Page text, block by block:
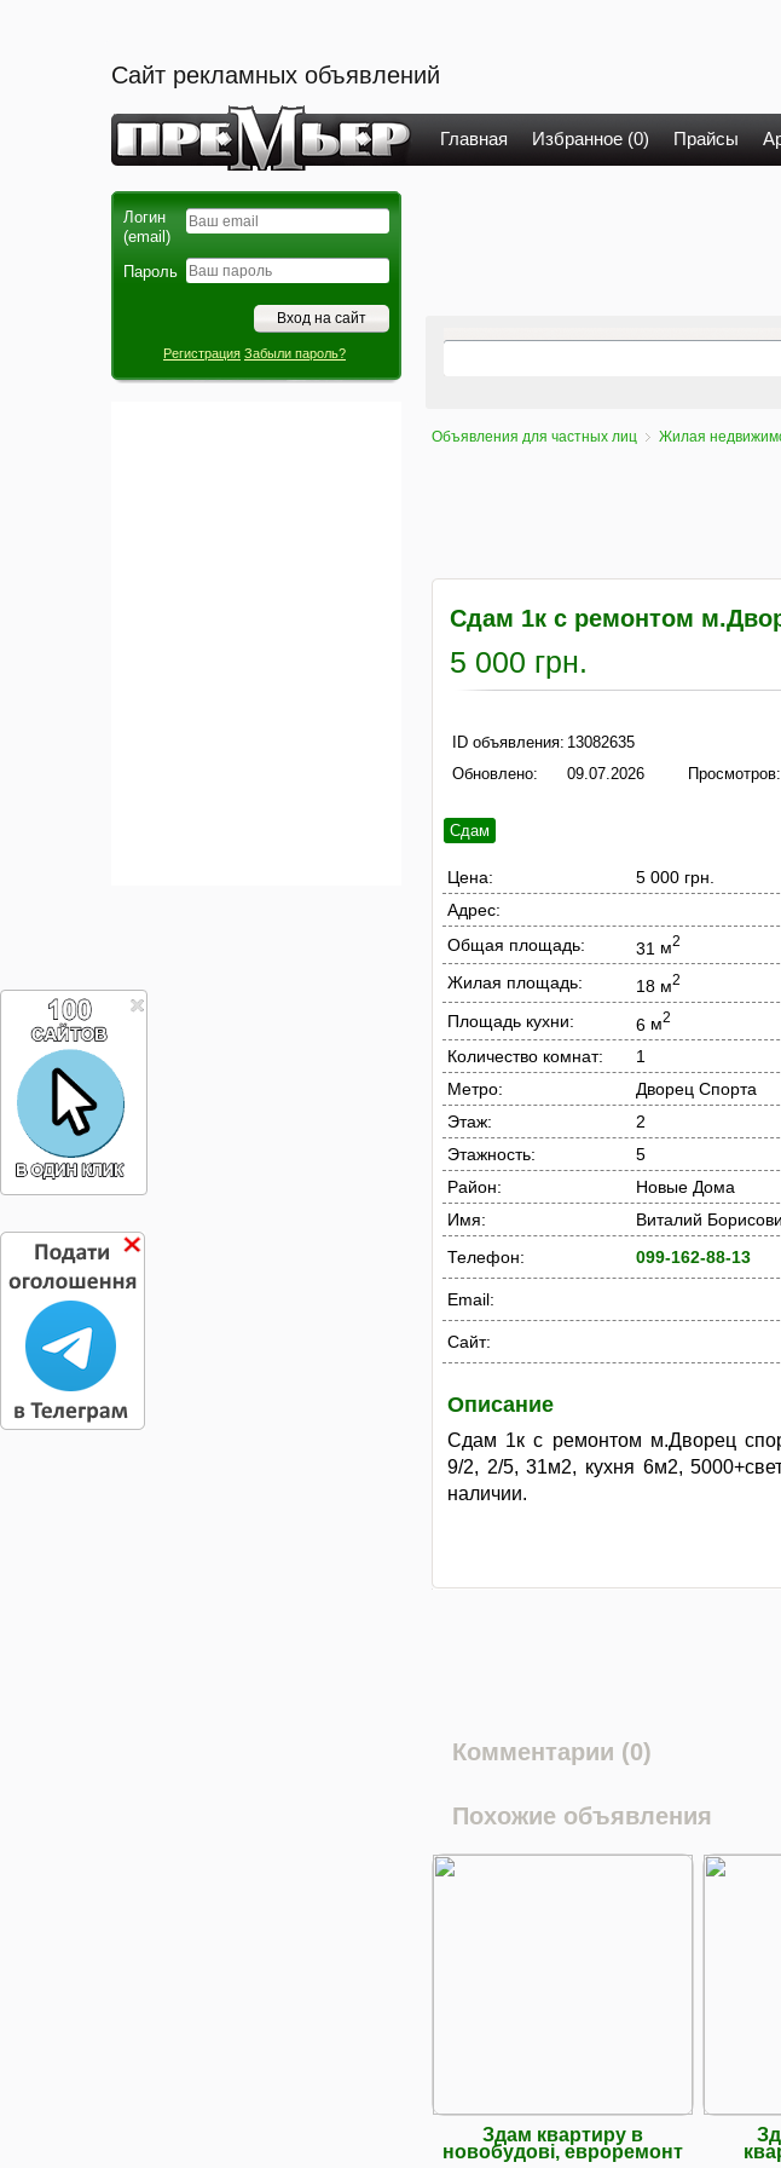
Сайт рекламных объявлений
Главная Избранное (0) Прайсы
Логин
(email)
Пароль
Регистрация Забыли пароль?
Объявления для частных лиц Жилая
Сдам 1к с ремонтом
5 000 грн.
ID объявления: 13082635
Обновлено:
09.07.2026 Просмотров:
Сдам
Цена:
5 000 грн.
Адрес:
Общая площадь:
31 м2
Жилая площадь: 18 м2
Площадь кухни: 6 м2
Количество комнат:
1
Метро:
Дворец Спорта
Этаж:
2
Этажность:
5
Район:
Новые Дома
Имя:
Виталий
Телефон:
099-162-88-13
Email:
Сайт:
Описание
Сдам 1к с ремонтом м.Дворец
9/2, 2/5, 31м2, кухня 6м2,
наличии.
Комментарии (0)
Похожие объявления
Здам квартиру в
новобудові, евроремонт